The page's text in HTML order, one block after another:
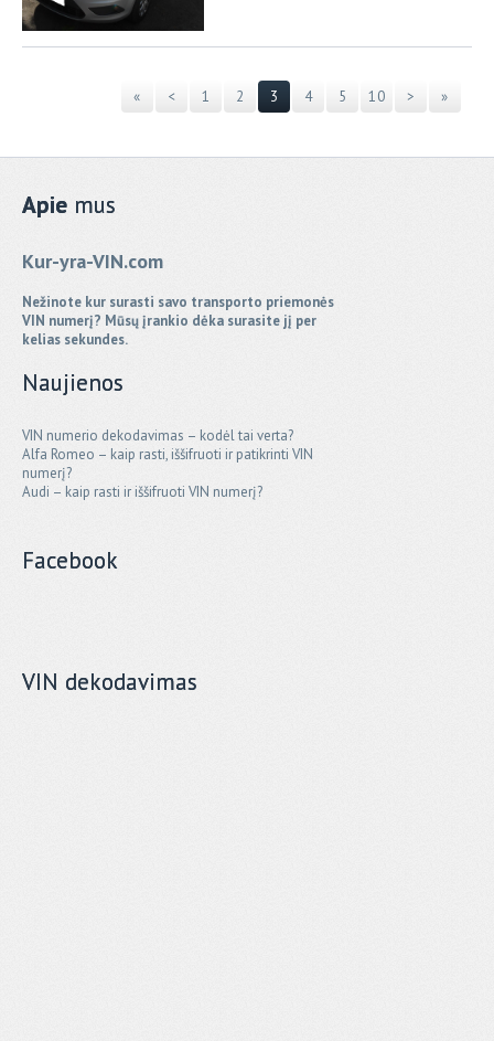
« < 1 2 3 4 5 10 > »
Apie mus
Kur-yra-VIN.com
Nežinote kur surasti savo transporto priemonės
VIN numerį? Mūsų įrankio dėka surasite jį per
kelias sekundes.
Naujienos
VIN numerio dekodavimas – kodėl tai verta?
Alfa Romeo – kaip rasti, iššifruoti ir patikrinti VIN
numerį?
Audi – kaip rasti ir iššifruoti VIN numerį?
Facebook
VIN dekodavimas